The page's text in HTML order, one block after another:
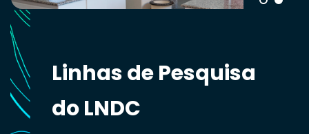
Laboratório de Ensaios Não destrutivos,
Linhas de Pesquisa
do LNDC